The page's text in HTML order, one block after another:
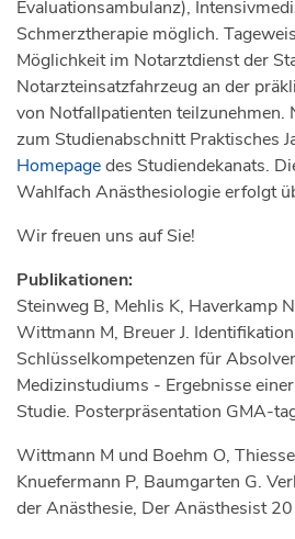
Evaluationsambulanz),
Schmerztherapie möglich.
Möglichkeit im Notarztdienst der
Notarzteinsatzfahrzeug an der
von Notfallpatienten teilzunehmen.
zum Studienabschnitt Praktisches
Homepagedes Studiendekanats.
Wahlfach Anästhesiologie erfolgt
Wir freuen uns auf Sie!
Publikationen:
Steinweg B, Mehlis K, Haverkamp
Wittmann M, Breuer J.
Schlüsselkompetenzen für
Medizinstudiums - Ergebnisse
Studie. Posterpräsentation GMA-
Wittmann M und Boehm O,
Knuefermann P, Baumgarten G.
der Anästhesie, Der Anästhesist